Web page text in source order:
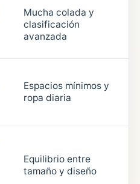
Mucha colada y
clasificación
avanzada
Espacios mínimos y
ropa diaria
Equilibrio entre
tamaño y diseño